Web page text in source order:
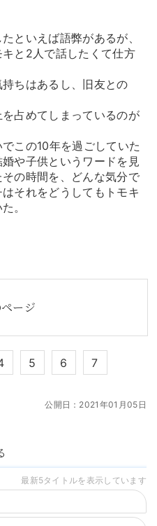
といえば語弊があるが、
と2人で話したくて仕方
ちはあるし、旧友との
占めてしまっているのが
この10年を過ごしていた
や子供というワードを見
の時間を、どんな気分で
それをどうしてもトモキ
。
ージ
5 6 7
公開日： 2021年01月05日
最新5タイトルを表示しています